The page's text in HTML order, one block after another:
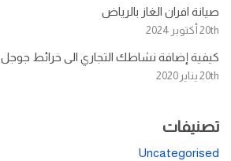
صيانة افران الغاز بالرياض
20th أكتوبر 2024
كيفية إضافة نشاطك التجاري الى خرائط جوجل
20th يناير 2020
تصنيفات
Uncategorised